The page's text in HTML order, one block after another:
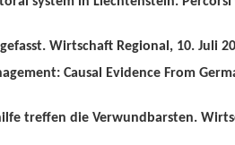
Wirtschaft Regional, 10. Juli
Causal Evidence From
treffen die Verwundbarsten.